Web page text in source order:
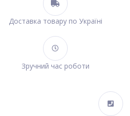
Доставка товару по Україні
Зручний час роботи